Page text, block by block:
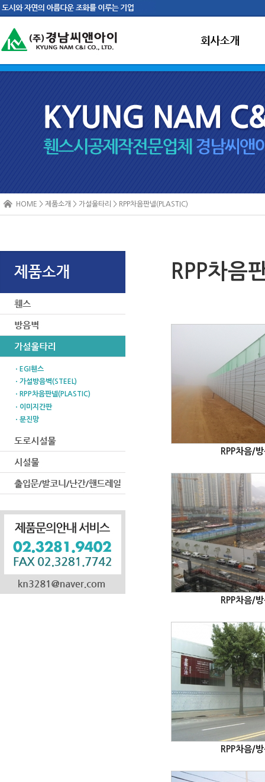
HOME > 제품소개 > 가설울타리 > RPP차음판넬(PLASTIC)
ㆍEGI휀스
ㆍ가설방음벽(STEEL)
ㆍRPP차음판넬(PLASTIC)
ㆍ이미지간판
ㆍ분진망
RPP차음
RPP차음/
RPP차음/
RPP차음/